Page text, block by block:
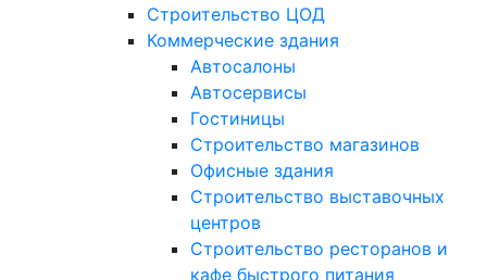
Строительство ЦОД
Коммерческие здания
Автосалоны
Автосервисы
Гостиницы
Строительство магазинов
Офисные здания
Строительство выставочных
центров
Строительство ресторанов и
кафе быстрого питания